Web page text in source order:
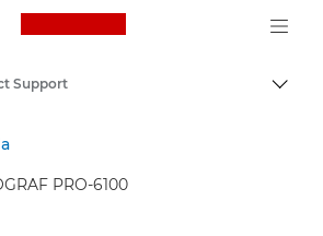
Canon Logo, back to
Support